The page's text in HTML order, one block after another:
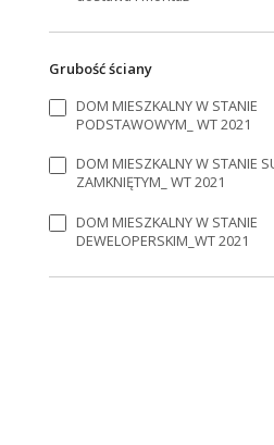
Grubość ściany
DOM MIESZKALNY W STANIE
PODSTAWOWYM_ WT 2021
DOM MIESZKALNY W STANIE
ZAMKNIĘTYM_ WT 2021
DOM MIESZKALNY W STANIE
DEWELOPERSKIM_WT 2021